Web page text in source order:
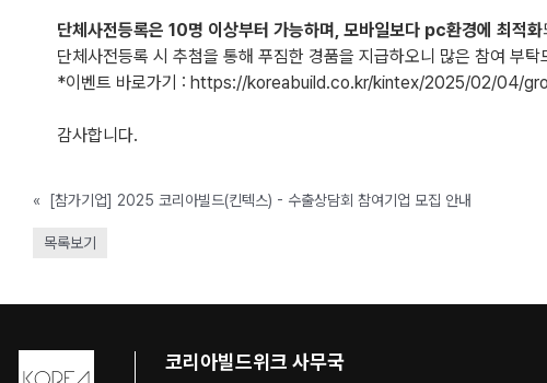
단체사전등록은 10명 이상부터 가능하며, 모바일보다 pc환경에 최적화
단체사전등록 시 추첨을 통해 푸짐한 경품을 지급하오니 많은 참여 부탁
*이벤트 바로가기 : https://koreabuild.co.kr/kintex/2025/02/04/
감사합니다.
« [참가기업] 2025 코리아빌드(킨텍스) - 수출상담회 참여기업 모집 안내
목록보기
코리아빌드위크 사무국